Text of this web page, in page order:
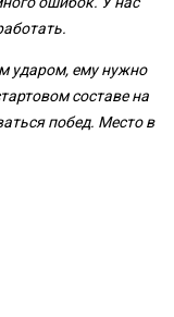
ударом, ему нужно
составе на
побед. Место в